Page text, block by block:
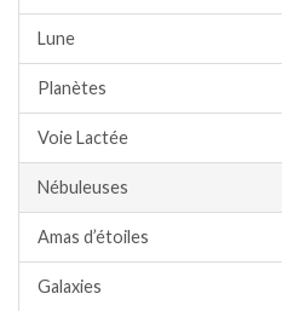
Panel
Panel
oku
Panel
Panel
panel
Oku
panel
Lune
Planètes
Voie Lactée
Nébuleuses
Amas d’étoiles
Galaxies